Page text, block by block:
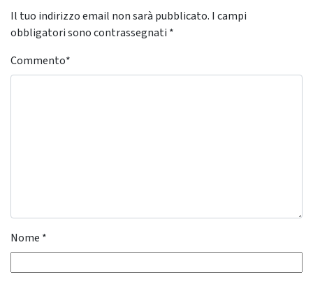
Il tuo indirizzo email non sarà pubblicato. I campi
obbligatori sono contrassegnati *
Commento*
Nome *